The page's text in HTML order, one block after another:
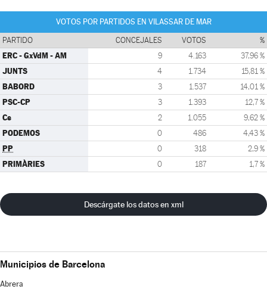
VOTOS POR PARTIDOS EN VILASSAR DE MAR
PARTIDO CONCEJALES VOTOS %
ERC - GxVdM - AM 9 4.163 37,96 %
JUNTS 4 1.734 15,81 %
BABORD 3 1.537 14,01 %
PSC-CP 3 1.393 12,7 %
Cs 2 1.055 9,62 %
PODEMOS 0 486 4,43 %
PP 0 318 2,9 %
PRIMÀRIES 0 187 1,7 %
Descárgate los datos en xml
Municipios de Barcelona
Abrera